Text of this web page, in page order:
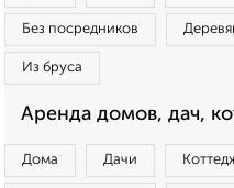
Без посредников
Из бруса
Аренда домов, дач,
Дома Дачи